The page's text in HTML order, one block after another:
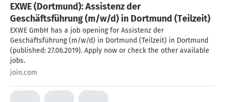
EXWE (Dortmund): Assistenz der
Geschäftsführung (m/w/d) in Dortmund (Teilzeit)
EXWE GmbH has a job opening for Assistenz der
Geschäftsführung (m/w/d) in Dortmund (Teilzeit) in Dortmund
(published: 27.06.2019). Apply now or check the other available
jobs.
join.com